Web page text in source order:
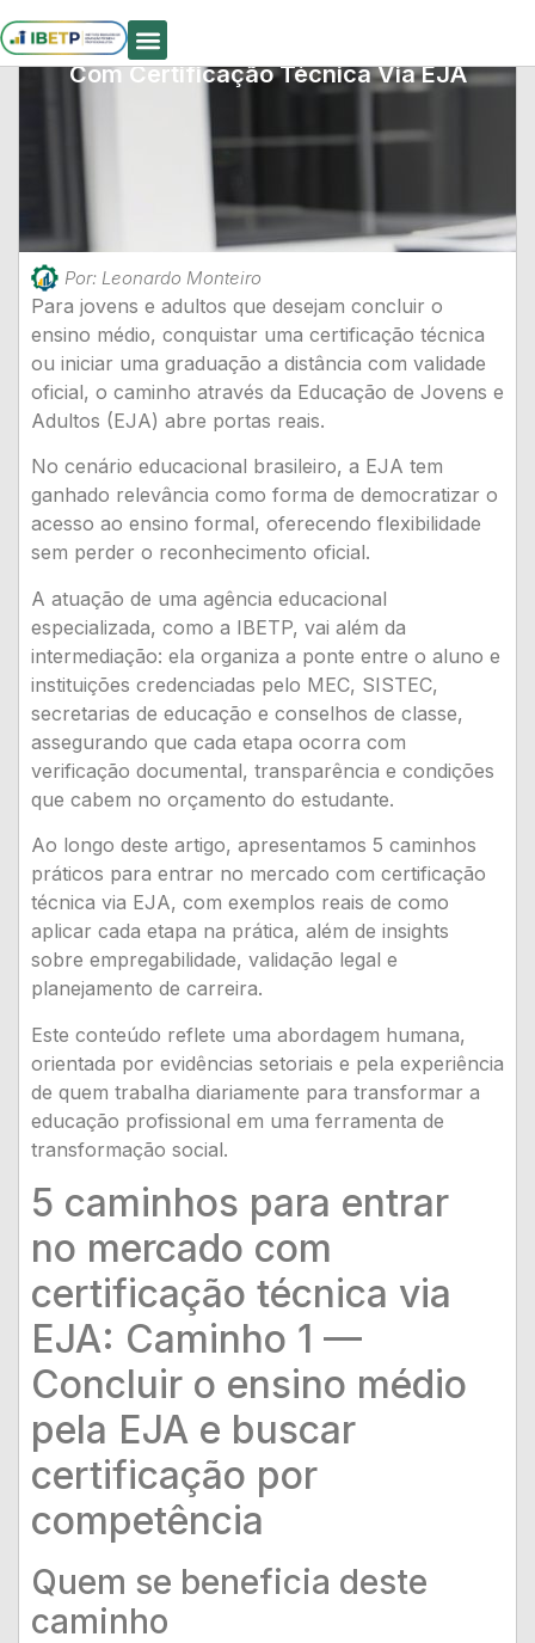
5 Caminhos Para Entrar No Mercado
Com Certificação Técnica Via EJA
Por: Leonardo Monteiro
Para jovens e adultos que desejam concluir o
ensino médio, conquistar uma certificação técnica
ou iniciar uma graduação a distância com validade
oficial, o caminho através da Educação de Jovens e
Adultos (EJA) abre portas reais.
No cenário educacional brasileiro, a EJA tem
ganhado relevância como forma de democratizar o
acesso ao ensino formal, oferecendo flexibilidade
sem perder o reconhecimento oficial.
A atuação de uma agência educacional
especializada, como a IBETP, vai além da
intermediação: ela organiza a ponte entre o aluno e
instituições credenciadas pelo MEC, SISTEC,
secretarias de educação e conselhos de classe,
assegurando que cada etapa ocorra com
verificação documental, transparência e condições
que cabem no orçamento do estudante.
Ao longo deste artigo, apresentamos 5 caminhos
práticos para entrar no mercado com certificação
técnica via EJA, com exemplos reais de como
aplicar cada etapa na prática, além de insights
sobre empregabilidade, validação legal e
planejamento de carreira.
Este conteúdo reflete uma abordagem humana,
orientada por evidências setoriais e pela experiência
de quem trabalha diariamente para transformar a
educação profissional em uma ferramenta de
transformação social.
5 caminhos para entrar
no mercado com
certificação técnica via
EJA: Caminho 1 —
Concluir o ensino médio
pela EJA e buscar
certificação por
competência
Quem se beneficia deste
caminho